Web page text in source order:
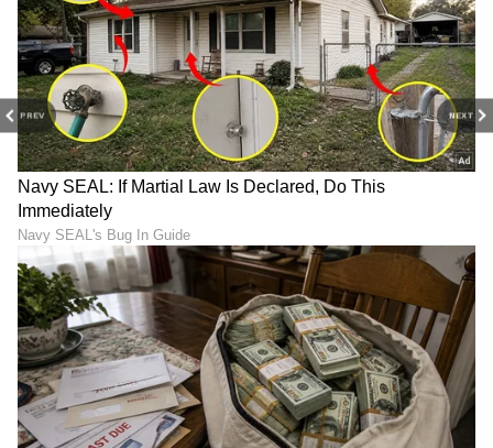
PREV NEXT
ಸಹಾಯ ಬೇಕೋ ಅದನ್ನು ಗರಿಷ್ಠ ಮಟ್ಟದಲ್ಲಿ ನೀಡಲು ಕ್ರಮ
ವಹಿಸಿದೆ. ಇದರ ಬಗ್ಗೆ ಸಮಗ್ರ ಮಾಹಿತಿಯ ಜಾಹೀರಾತುಗಳನ್ನು
ಪತ್ರಿಕೆಗಳಲ್ಲಿ ಶೀಘ್ರ ಪ್ರಕಟಿಸಲಾಗುವುದು. ಅಂತಿಮವಾಗಿ ತಮ್ಮ
ಅರ್ಜಿ, ದಾಖಲೆಗಳನ್ನು ಪರಿಶೀಲಿಸಿ ಆಯೋಗವು ಆಗಸ್ಟ್‌ 5
ರಂದು ಕರಡು ಮತದಾರರ ಪಟ್ಟಿ ಪ್ರಕಟಿಸುತ್ತದೆ. ಆ ಪಟ್ಟಿಯಲ್ಲಿ
ನಿಮ್ಮ ಹೆಸರು ಇಲ್ಲದಿದ್ದರೆ ಬೇರೆ ಸಮಸ್ಯೆಗಳು ಶುರುವಾಗುತ್ತವೆ.
ಆಗ ಅವರು ಕೇಳುವ ಬೇರೆ ಬೇರೆ ದಾಖಲೆಗಳನ್ನು
ನೀಡಬೇಕಾಗುತ್ತದೆ. ಅದರ ಬಗ್ಗೆ ನಾನು ನಂತರದ ದಿನಗಳಲ್ಲಿ
ಮಾಹಿತಿ ನೀಡುತ್ತೇನೆ. ಈಗ ಎಸ್‌ಐಆರ್‌ನಲ್ಲಿ ಕಡ್ಡಾಯವಾಗಿ
ಎಲ್ಲರೂ ಭಾಗಿಯಾಗಿ ಮತದಾನದ ಹಕ್ಕು ಉಳಿಸಿಕೊಳ್ಳಬೇಕು
ಎಂದು ಮುಖ್ಯಮಂತ್ರಿ ಅವರು ಪದೇ ಪದೇ ಮನವಿ
ಮಾಡಿದರು.
-- --